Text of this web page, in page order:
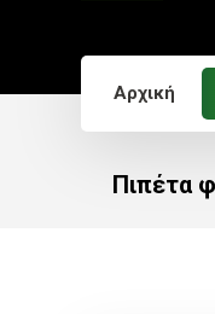
Αρχική
Πιπέτα